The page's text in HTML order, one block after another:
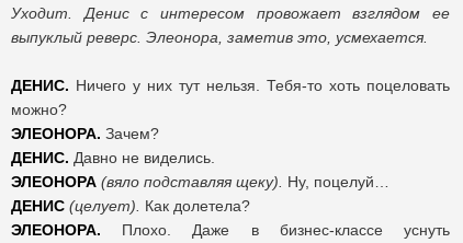
Уходит. Денис с интересом провожает взглядом ее
выпуклый реверс. Элеонора, заметив это, усмехается.
ДЕНИС. Ничего у них тут нельзя. Тебя-то хоть поцеловать
можно?
ЭЛЕОНОРА. Зачем?
ДЕНИС. Давно не виделись.
ЭЛЕОНОРА (вяло подставляя щеку).
Ну, поцелуй…
ДЕНИС (целует).
Как долетела?
ЭЛЕОНОРА. Плохо. Даже в бизнес-классе уснуть